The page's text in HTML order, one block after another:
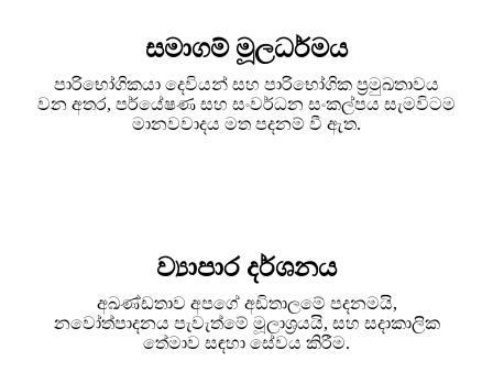
සමාගම් මූලධර්මය
පාරිභෝගිකයා දෙවියන් සහ පාරිභෝගික ප්‍රමුඛතාවය
වන අතර, පර්යේෂණ සහ සංවර්ධන සංකල්පය සැමවිටම
මානවවාදය මත පදනම් වී ඇත.
ව්‍යාපාර දර්ශනය
අඛණ්ඩතාව අපගේ අඩිතාලමේ පදනමයි,
නවෝත්පාදනය පැවැත්මේ මූලාශ්‍රයයි, සහ සදාකාලික
තේමාව සඳහා සේවය කිරීම.